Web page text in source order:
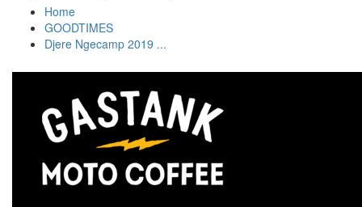
Home
GOODTIMES
Djere Ngecamp 2019 ...